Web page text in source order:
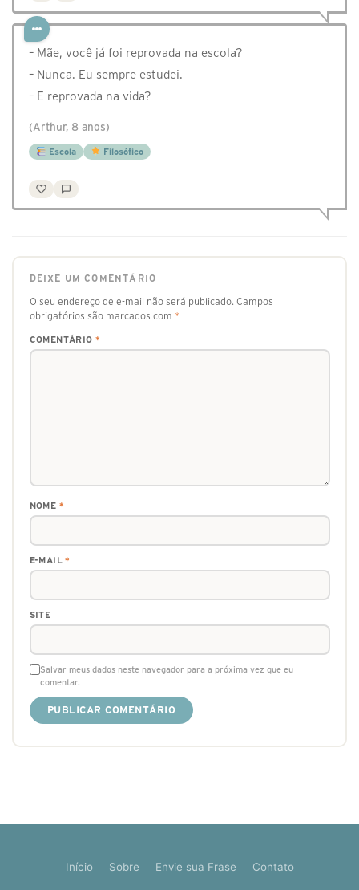
– Mãe, você já foi reprovada na escola?
– Nunca. Eu sempre estudei.
– E reprovada na vida?
(Arthur, 8 anos)
Escola Filosófico
DEIXE UM COMENTÁRIO
O seu endereço de e-mail não será publicado. Campos
obrigatórios são marcados com *
COMENTÁRIO *
NOME *
E-MAIL*
SITE
Salvar meus dados neste navegador para a próxima vez que eu
comentar.
Início Sobre Envie sua Frase Contato